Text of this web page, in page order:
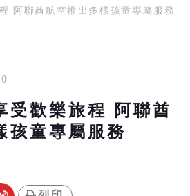
阿聯酋航空推出多樣孩童專屬服務
受歡樂旅程 阿聯酋
孩童專屬服務